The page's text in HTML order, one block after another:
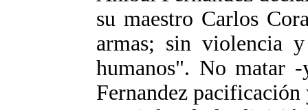
su maestro Carlos
armas; sin violencia
humanos". No matar
Fernandez